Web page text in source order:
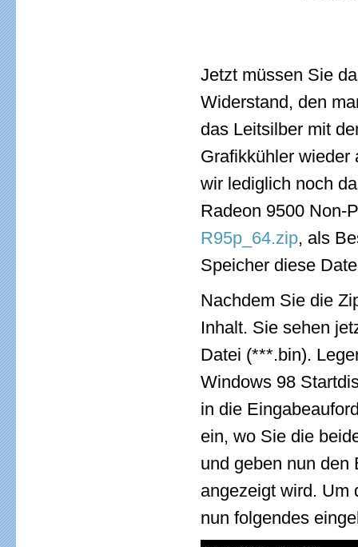
Jetzt müssen Sie
Widerstand, den
das Leitsilber mit
Grafikkühler wieder
wir lediglich noch
Radeon 9500 Non-
R95p_64.zip, als
Speicher diese
Nachdem Sie die
Inhalt. Sie sehen
Datei (***.bin).
Windows 98
in die
ein, wo Sie die
und geben nun den
angezeigt wird. Um
nun folgendes